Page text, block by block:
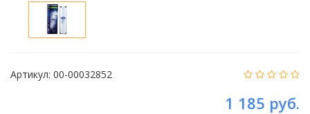
Артикул: 00-00032852
1 185 руб.